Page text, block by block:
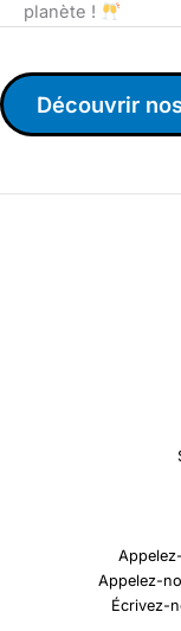
planète !
Découvrir
Appelez-
Écrivez-